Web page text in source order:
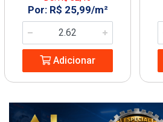
Por: R$ 25,99/m²
Adicionar